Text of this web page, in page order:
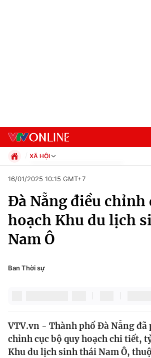
Chuyên mục
Chính trị
Thế giới
XÃ HỘI
Xã hội
Pháp luật
Thể thao
Truyền hình
Đời sống
16/01/2025 10:15 GMT+7
Đà Nẵng điều chỉnh
hoạch Khu du lịch
Nam Ô
Ban Thời sự
VTV.vn - Thành phố Ðà Nẵng đã
chỉnh cục bộ quy hoạch chi tiết,
Khu du lịch sinh thái Nam Ô,